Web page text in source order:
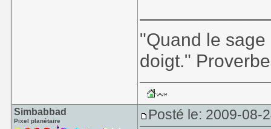
"Quand le
doigt."
Simbabbad
Pixel planétaire Posté le: 2009-08-